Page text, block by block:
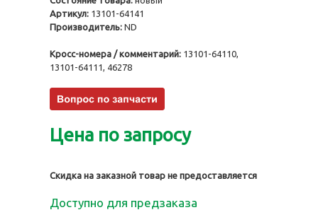
Артикул: 13101-64141
Производитель: ND
Кросс-номера / комментарий: 13101-64110,
13101-64111, 46278
Цена по запросу
Скидка на заказной товар не предоставляется
Доступно для предзаказа